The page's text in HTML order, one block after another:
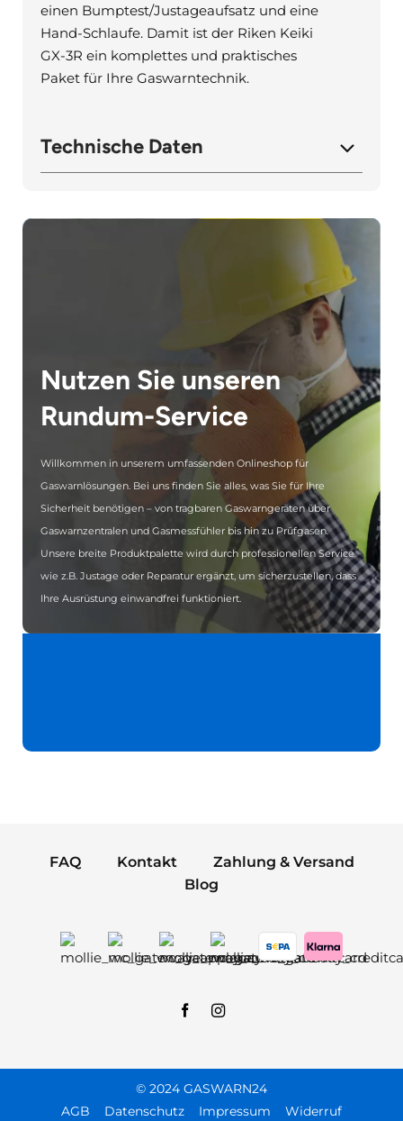
einen Bumptest/Justageaufsatz und eine
Hand-Schlaufe. Damit ist der Riken Keiki
GX-3R ein komplettes und praktisches
Paket für Ihre Gaswarntechnik.
Technische Daten
Nutzen Sie unseren
Rundum-Service
Willkommen in unserem umfassenden Onlineshop für
Gaswarnlösungen. Bei uns finden Sie alles, was Sie für Ihre
Sicherheit benötigen – von tragbaren Gaswarngeräten über
Gaswarnzentralen und Gasmessfühler bis hin zu Prüfgasen.
Unsere breite Produktpalette wird durch professionellen Service
wie z.B. Justage oder Reparatur ergänzt, um sicherzustellen, dass
Ihre Ausrüstung einwandfrei funktioniert.
FAQ Kontakt
Zahlung & Versand
Blog
© 2024 GASWARN24
AGB
Datenschutz Impressum Widerruf